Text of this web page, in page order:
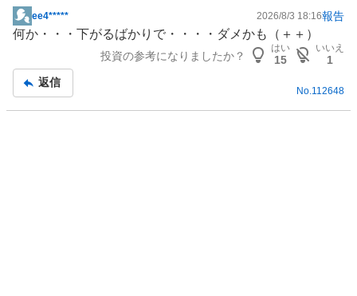
%
、
売
り
た
掲
示
事
ee4***** 2026/8/3 18:16報告
何か・・・下がるばかりで・・・・ダメかも（＋＋）
投資の参考になりましたか？
はい
15
いいえ
1
返信
No. 112648